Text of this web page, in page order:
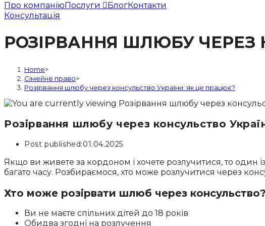
Про компаніюПослуги БлогКонтакти
Консультація
РОЗІРВАННЯ ШЛЮБУ ЧЕРЕЗ
Home>
Сімейне право>
Розірвання шлюбу через консульство України: як це працює?
Розірвання шлюбу через консульство
Post published:01.04.2025
Якщо ви живете за кордоном і хочете розлучитися, то один
багато часу. Розбираємося, хто може розлучитися через
Хто може розірвати шлюб через консульство?
Ви не маєте спільних дітей до 18 років
Обидва згодні на розлучення